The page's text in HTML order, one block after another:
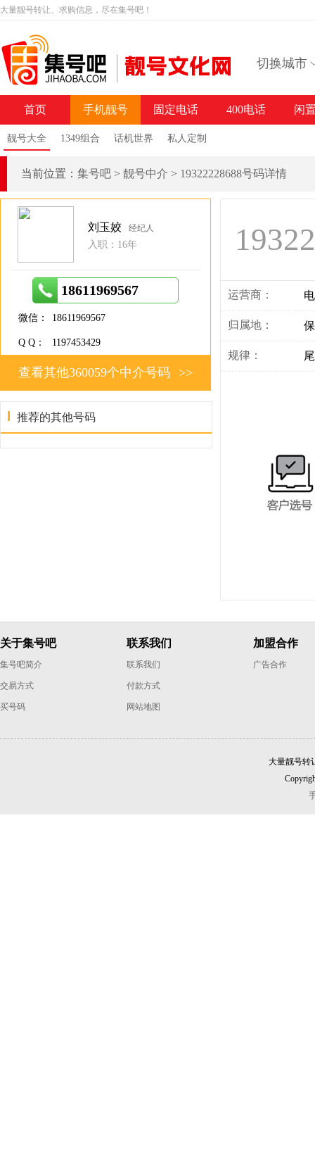
大量靓号转让、求购信息，尽在集号吧！
切换城市
首页 手机靓号
靓号大全 1349组合 话机世界 私人定制
固定电话 400电话 闲
当前位置： 集号吧 > 靓号中介 > 19322228688号码详情
运营商：
归属地：
规律：
刘玉姣 经纪人
入职：16年
18611969567
微信： 18611969567
Q Q： 1197453429
>>
查看其他360059个中介号码
推荐的其他号码
关于集号吧
集号吧简介
交易方式
买号码
联系我们
联系我们
付款方式
网站地图
加盟合作
广告合作
大量靓号转